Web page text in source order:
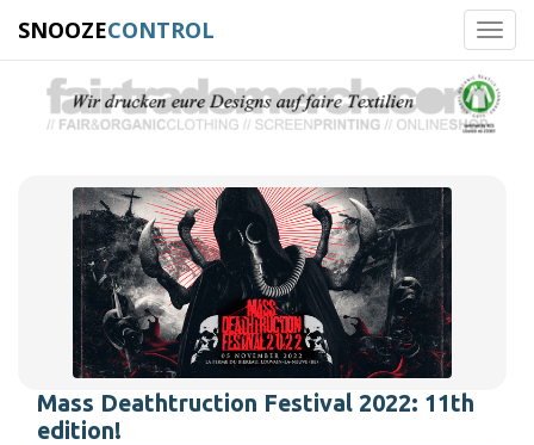
SNOOZECONTROL
Mass Deathtruction Festival 2022: 11th
edition!